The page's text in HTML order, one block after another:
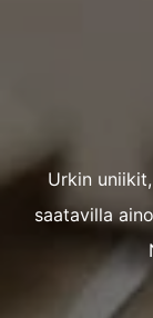
Urkin
saatavilla